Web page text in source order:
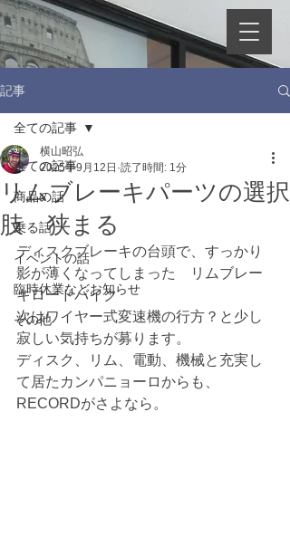
記事
全ての記事
商品の話
乗る話
イベントの話
臨時休業などお知らせ
その他
全ての記事
リムブレーキパーツの選択
肢 狭まる
横山昭弘
2025年9月12日 読了時間: 1分
ディスクブレーキの台頭で、すっかり
影が薄くなってしまった　リムブレー
キロードバイク
次はワイヤー式変速機の行方？と少し
寂しい気持ちが募ります。
ディスク、リム、電動、機械と充実し
て居たカンパニョーロからも、
RECORDがさよなら。